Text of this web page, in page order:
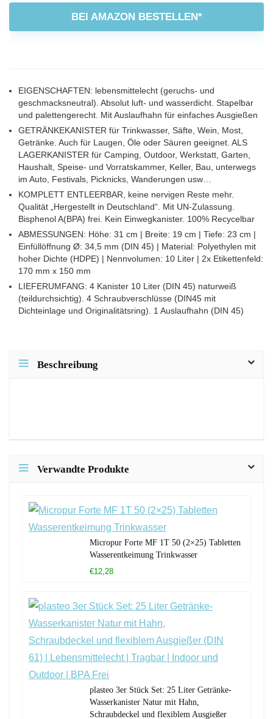
BEI AMAZON BESTELLEN*
EIGENSCHAFTEN: lebensmittelecht (geruchs- und
geschmacksneutral). Absolut luft- und wasserdicht. Stapelbar
und palettengerecht. Mit Auslaufhahn für einfaches Ausgießen
GETRÄNKEKANISTER für Trinkwasser, Säfte, Wein, Most,
Getränke. Auch für Laugen, Öle oder Säuren geeignet. ALS
LAGERKANISTER für Camping, Outdoor, Werkstatt, Garten,
Haushalt, Speise- und Vorratskammer, Keller, Bau, unterwegs
im Auto, Festivals, Picknicks, Wanderungen usw…
KOMPLETT ENTLEERBAR, keine nervigen Reste mehr.
Qualität „Hergestellt in Deutschland“. Mit UN-Zulassung.
Bisphenol A(BPA) frei. Kein Einwegkanister. 100% Recycelbar
ABMESSUNGEN: Höhe: 31 cm | Breite: 19 cm | Tiefe: 23 cm |
Einfüllöffnung Ø: 34,5 mm (DIN 45) | Material: Polyethylen mit
hoher Dichte (HDPE) | Nennvolumen: 10 Liter | 2x Etikettenfeld:
170 mm x 150 mm
LIEFERUMFANG: 4 Kanister 10 Liter (DIN 45) naturweiß
(teildurchsichtig). 4 Schraubverschlüsse (DIN45 mit
Dichteinlage und Originalitätsring). 1 Auslaufhahn (DIN 45)
Beschreibung
Verwandte Produkte
Micropur Forte MF 1T 50 (2×25) Tabletten
Wasserentkeimung Trinkwasser
€12,28
plasteo 3er Stück Set: 25 Liter Getränke-
Wasserkanister Natur mit Hahn,
Schraubdeckel und flexiblem Ausgießer